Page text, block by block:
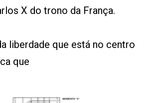
X do trono da França.
liberdade que está no centro
que